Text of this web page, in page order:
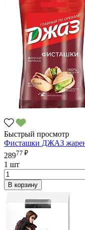
Быстрый просмотр
Фисташки ДЖАЗ
28977 ₽
1 шт
В корзину